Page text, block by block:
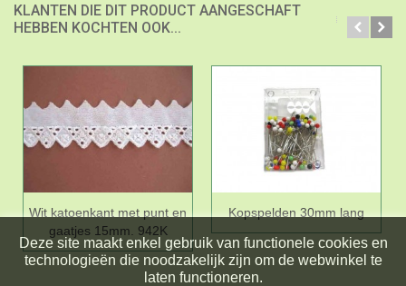
KLANTEN DIE DIT PRODUCT AANGESCHAFT
HEBBEN KOCHTEN OOK...
Wit katoenkant met punt en
gaatjes 15mm. 942K
Kopspelden 30mm lang
Deze site maakt enkel gebruik van functionele cookies en
technologieën die noodzakelijk zijn om de webwinkel te
laten functioneren.